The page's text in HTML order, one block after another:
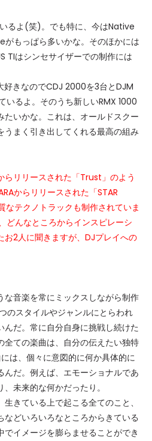
るよ(笑)。でも特に、今はNative
もっぱら多いかな。そのほかには
TIはシンセサイザーでの制作には
きなのでCDJ 2000を3台とDJM
いるよ。そのうち新しいRMX 1000
たいかな。これは、オールドスクー
うまく引き出してくれる最高の組み
リリースされた「Trust」のよう
からリリースされた「STAR
なテクノトラックも制作されていま
どんなところからインスピレーシ
お2人に聞きますが、DJプレイへの
な音楽を常にミックスしながら制作
のスタイルやジャンルにとらわれ
んだ。常に自分自身に挑戦し続けた
全ての楽曲は、自分の伝えたい独特
は、個々に意図的に何か具体的に
んだ。例えば、エモーショナルであ
未来的な何かだったり。
きている上で起こる全てのこと、
どいろいろなところからきている
イメージを膨らませることができ